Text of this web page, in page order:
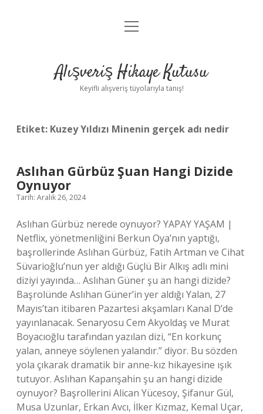
Anasayfa
Yasal Uyarı
menüyü
Alışveriş Hikaye Kutusu
Keyifli alışveriş tüyolarıyla tanış!
Etiket: Kuzey Yıldızı Minenin gerçek adı nedir
Aslıhan Gürbüz Şuan Hangi Dizide
Oynuyor
Tarih: Aralık 26, 2024
Aslıhan Gürbüz nerede oynuyor? YAPAY YAŞAM |
Netflix, yönetmenliğini Berkun Oya’nın yaptığı,
başrollerinde Aslıhan Gürbüz, Fatih Artman ve Cihat
Süvarioğlu’nun yer aldığı Güçlü Bir Alkış adlı mini
diziyi yayında… Aslıhan Güner şu an hangi dizide?
Başrolünde Aslıhan Güner’in yer aldığı Yalan, 27
Mayıs’tan itibaren Pazartesi akşamları Kanal D’de
yayınlanacak. Senaryosu Cem Akyoldaş ve Murat
Boyacıoğlu tarafından yazılan dizi, “En korkunç
yalan, anneye söylenen yalandır.” diyor. Bu sözden
yola çıkarak dramatik bir anne-kız hikayesine ışık
tutuyor. Aslıhan Kapanşahin şu an hangi dizide
oynuyor? Başrollerini Alican Yücesoy, Şifanur Gül,
Musa Uzunlar, Erkan Avcı, İlker Kızmaz, Kemal Uçar,